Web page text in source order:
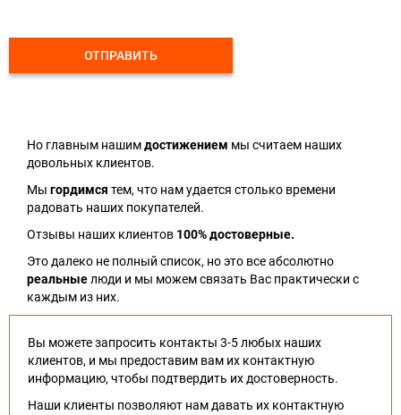
ОТПРАВИТЬ
Но главным нашимдостижением мы считаем наших
довольных клиентов.
Мы гордимся тем, что нам удается столько времени
радовать наших покупателей.
Отзывы наших клиентов 100% достоверные.
Это далеко не полный список, но это все абсолютно
реальныелюди и мы можем связать Вас практически с
каждым из них.
Вы можете запросить контакты 3-5 любых наших
клиентов, и мы предоставим вам их контактную
информацию, чтобы подтвердить их достоверность.
Наши клиенты позволяют нам давать их контактную